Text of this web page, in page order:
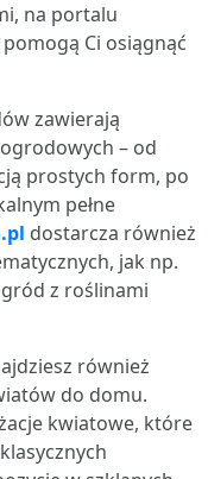
na portalu
Ci osiągnąć
zawierają
– od
prostych form, po
pełne
dostarcza również
jak np.
z roślinami
również
do domu.
kwiatowe, które